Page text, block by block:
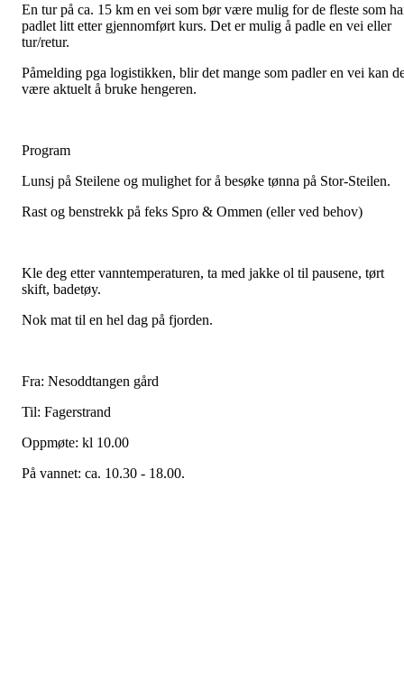
En tur på ca. 15 km en vei som bør være mulig for de fleste som
padlet litt etter gjennomført kurs. Det er mulig å padle en vei eller
tur/retur.
Påmelding pga logistikken, blir det mange som padler en vei kan
være aktuelt å bruke hengeren.
Program
Lunsj på Steilene og mulighet for å besøke tønna på Stor-Steilen.
Rast og benstrekk på feks Spro & Ommen (eller ved behov)
Kle deg etter vanntemperaturen, ta med jakke ol til pausene, tørt
skift, badetøy.
Nok mat til en hel dag på fjorden.
Fra: Nesoddtangen gård
Til: Fagerstrand
Oppmøte: kl 10.00
På vannet: ca. 10.30 - 18.00.